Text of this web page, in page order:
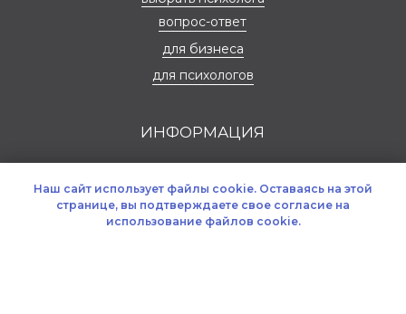
Наш сайт использует файлы cookie. Оставаясь на этой
странице, вы подтверждаете свое согласие на
использование файлов cookie.